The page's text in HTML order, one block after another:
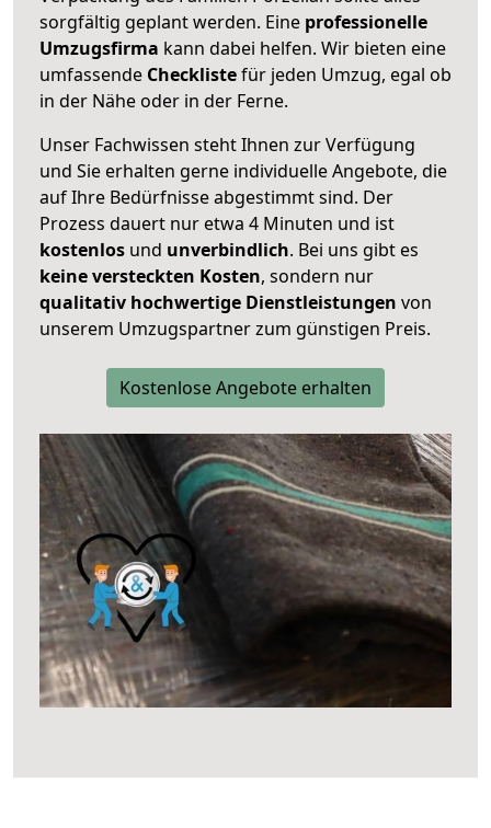
sorgfältig geplant werden. Eine professionelle
Umzugsfirma kann dabei helfen. Wir bieten eine
umfassende Checklistefür jeden Umzug, egal ob
in der Nähe oder in der Ferne.
Unser Fachwissen steht Ihnen zur Verfügung
und Sie erhalten gerne individuelle Angebote, die
auf Ihre Bedürfnisse abgestimmt sind. Der
Prozess dauert nur etwa 4 Minuten und ist
kostenlos und unverbindlich. Bei uns gibt es
keine versteckten Kosten, sondern nur
qualitativ hochwertige Dienstleistungen von
unserem Umzugspartner zum günstigen Preis.
Kostenlose Angebote erhalten